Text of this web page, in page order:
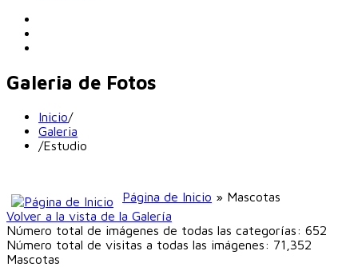
Galeria de Fotos
Inicio/
Galeria
/Estudio
Página de Inicio » Mascotas
Volver a la vista de la Galería
Número total de imágenes de todas las categorías: 652
Número total de visitas a todas las imágenes: 71,352
Mascotas